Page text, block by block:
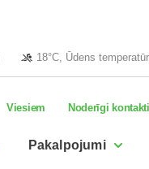
18°C, Ūdens
Viesiem Noderīgi kontakti
Pakalpojumi